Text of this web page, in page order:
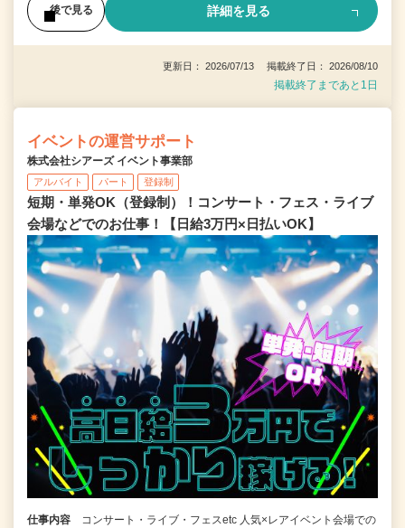
後で見る 詳細を見る
更新日： 2026/07/13 掲載終了日： 2026/08/10
掲載終了まであと1日
イベントの運営サポート
株式会社シアーズ イベント事業部
アルバイト パート 登録制
短期・単発OK（登録制）！コンサート・フェス・ライブ
会場などでのお仕事！【日給3万円×日払いOK】
仕事内容
コンサート・ライブ・フェスetc 人気×レアイベント会場での